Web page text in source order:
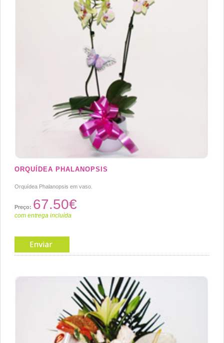
ORQUÍDEA PHALANOPSIS
Orquídea Phalanopsis em vaso.
Preço: 67.50€
com entrega incluída